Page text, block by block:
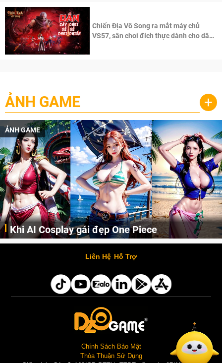
Chiến Địa Vô Song ra mắt máy chủ
VS57, sân chơi đích thực dành cho dân
ẢNH GAME +
ẢNH GAME
Khi AI Cosplay gái đẹp One Piece
Những cô nàng nóng bỏng Boa Hancock, Nico Robin, Nami, Yamato hay Perona được AI vẽ lại dưới hình thức Cosplay cực kỳ chuẩn chỉnh.
Liên Hệ Hỗ Trợ
Chính Sách Bảo Mật
Thỏa Thuận Sử Dụng